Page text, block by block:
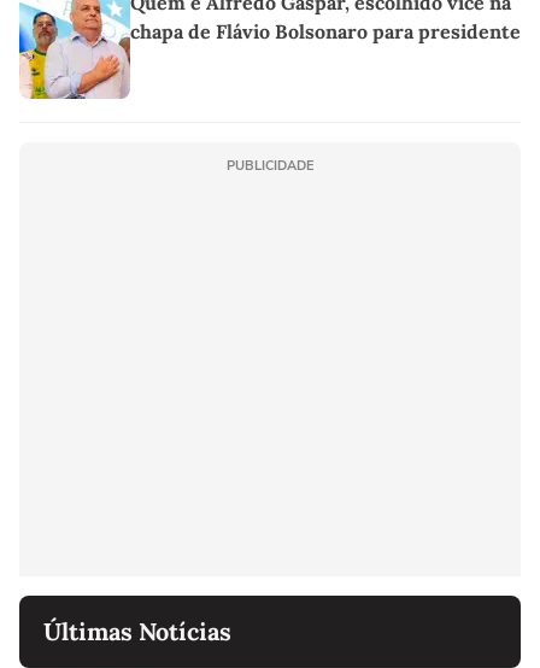
chapa de Flávio Bolsonaro para presidente
PUBLICIDADE
Últimas Notícias